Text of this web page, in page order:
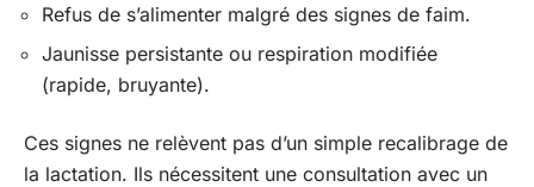
Refus de s’alimenter malgré des signes de faim.
Jaunisse persistante ou respiration modifiée
(rapide, bruyante).
Ces signes ne relèvent pas d’un simple recalibrage de
la lactation. Ils nécessitent une consultation avec un